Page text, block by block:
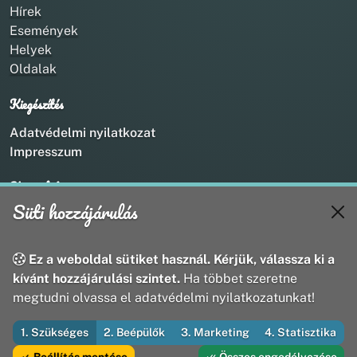
Hírek
Események
Helyek
Oldalak
Kiegészítés
Adatvédelmi nyilatkozat
Impresszum
Kapcsolat
+36 20 211 1888
webmaster@utirany.hu
8419 Csesznek, Vasút u.18.
© 2026 Útirány Webmédia Bt. — Minden jog fenntartva
Süti hozzájárulás
Ez a weboldal sütiket használ. Kérjük, válassza ki a
kívánt hozzájárulási szintet. Ha többet szeretne
megtudni olvassa el adatvédelmi nyilatkozatunkat!
1. Szükséges 2. Beépülők 3. Marketing
4. Statisztika